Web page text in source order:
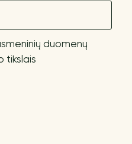
duomenų
tikslais